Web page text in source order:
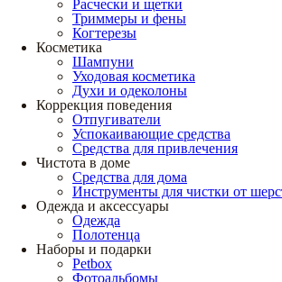
Расчески и щетки
Триммеры и фены
Когтерезы
Косметика
Шампуни
Уходовая косметика
Духи и одеколоны
Коррекция поведения
Отпугиватели
Успокаивающие средства
Средства для привлечения
Чистота в доме
Средства для дома
Инструменты для чистки от
Одежда и аксессуары
Одежда
Полотенца
Наборы и подарки
Petbox
Фотоальбомы